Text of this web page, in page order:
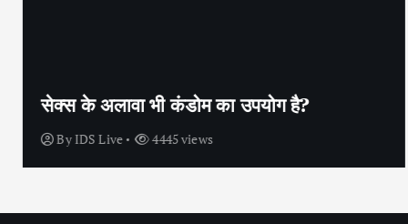
सेक्स के अलावा भी कंडोम का उपयोग है?
ByIDS Live 4445 views